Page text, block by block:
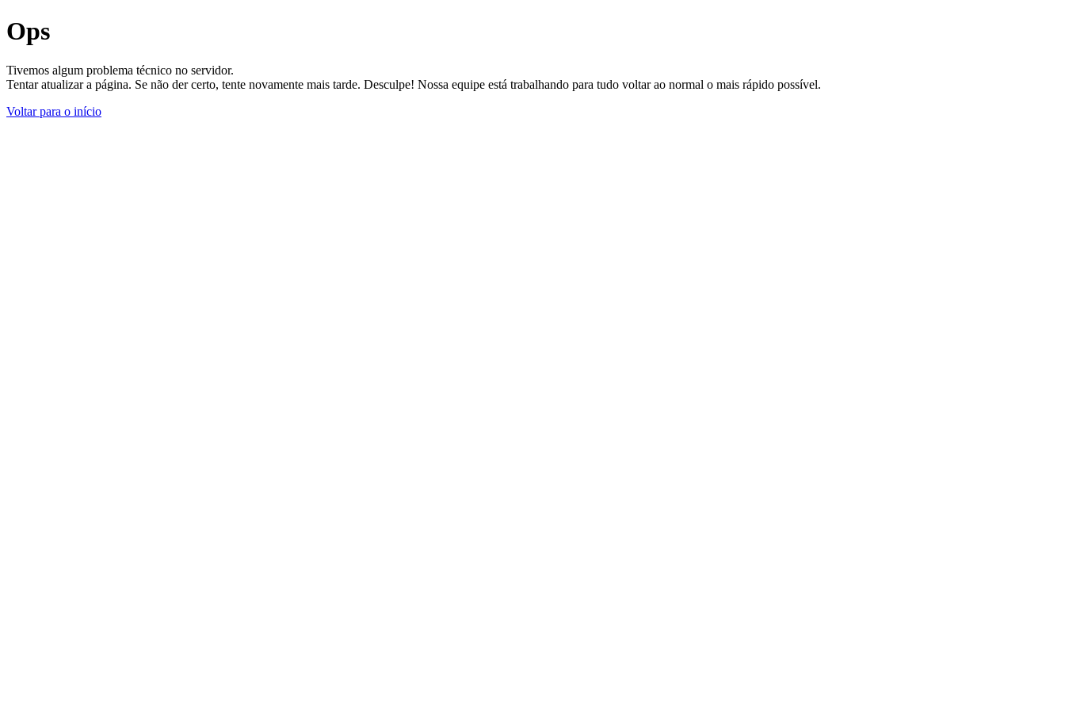
Ops
Tivemos algum problema técnico no servidor.
Tentar atualizar a página. Se não der certo, tente novamente mais tarde. Desculpe! Nossa equipe está trabalhando para tudo voltar ao normal o mais rápido possível.
Voltar para o início